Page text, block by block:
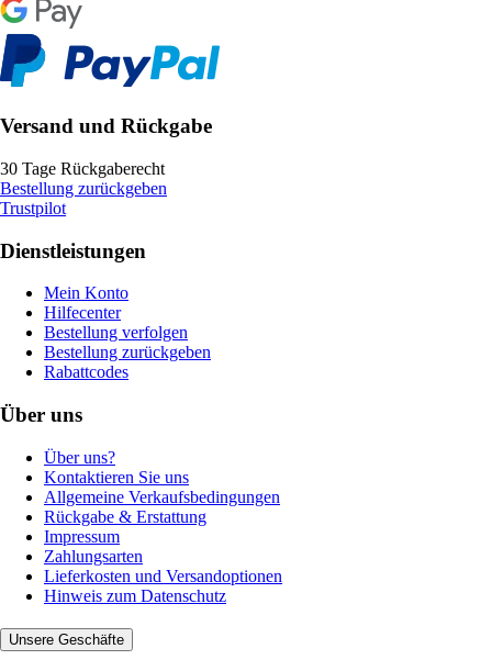
Versand und Rückgabe
30 Tage Rückgaberecht
Bestellung zurückgeben
Trustpilot
Dienstleistungen
Mein Konto
Hilfecenter
Bestellung verfolgen
Bestellung zurückgeben
Rabattcodes
Über uns
Über uns?
Kontaktieren Sie uns
Allgemeine Verkaufsbedingungen
Rückgabe & Erstattung
Impressum
Zahlungsarten
Lieferkosten und Versandoptionen
Hinweis zum Datenschutz
Unsere Geschäfte